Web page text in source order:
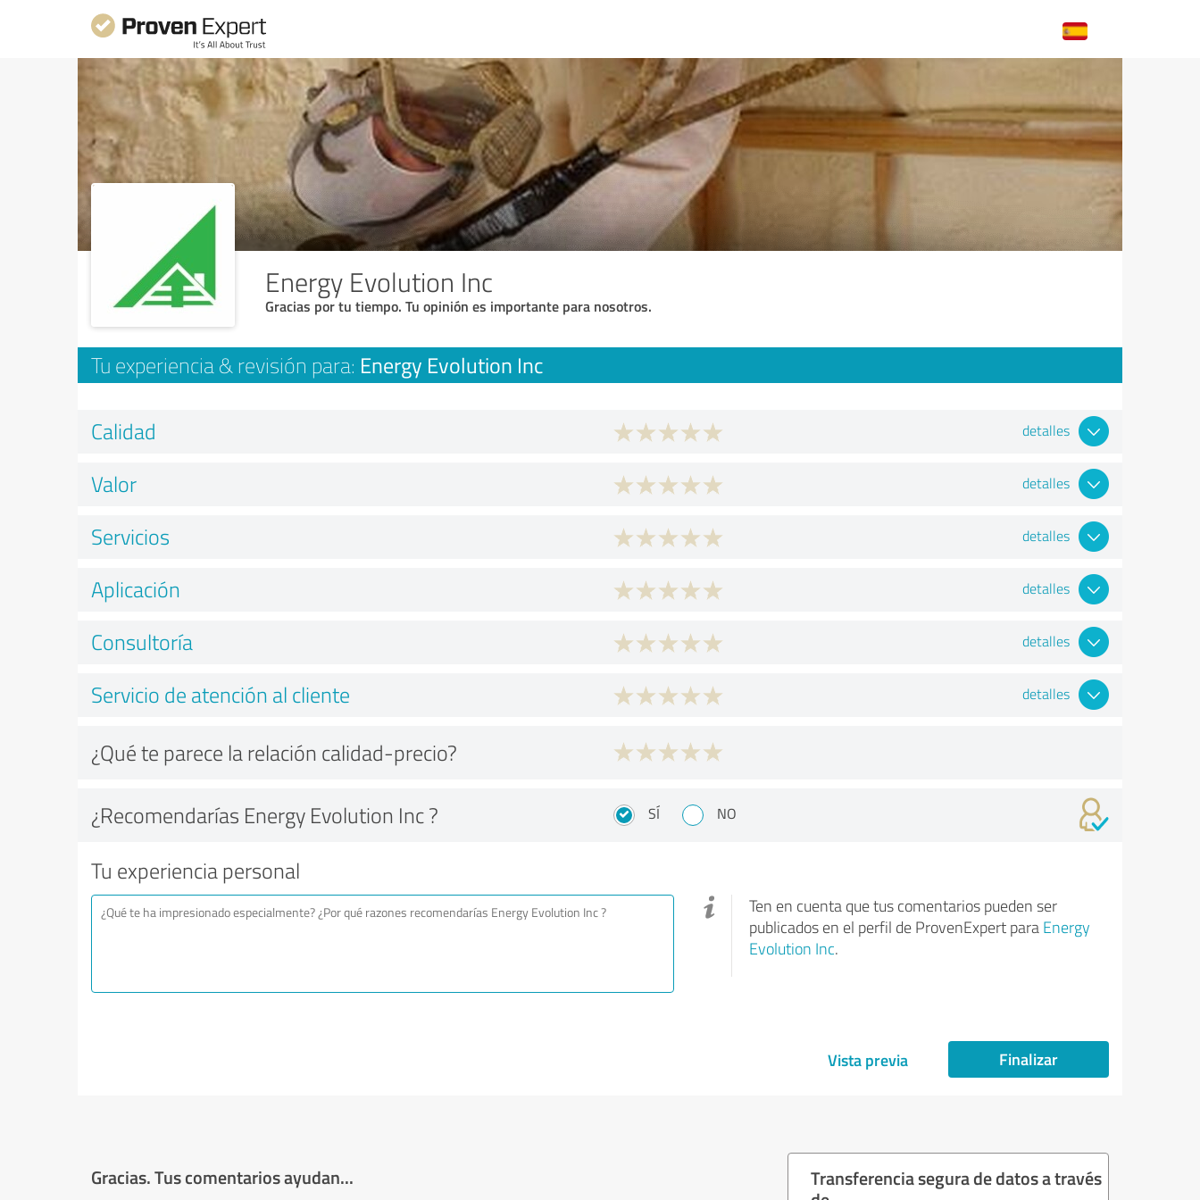
Energy Evolution Inc
Gracias por tu tiempo. Tu opinión es importante para nosotros.
Tu experiencia & revisión para: Energy Evolution Inc
Calidad detalles
Valor detalles
Servicios detalles
Aplicación detalles
Consultoría detalles
Servicio de atención al cliente detalles
¿Qué te parece la relación calidad-precio?
¿Recomendarías Energy Evolution Inc ? SÍ NO
Tu experiencia personal
Ten en cuenta que tus comentarios pueden ser
publicados en el perfil de ProvenExpert para Energy
Evolution Inc.
Vista previa Finalizar
Gracias. Tus comentarios ayudan...
Transferencia segura de datos a través